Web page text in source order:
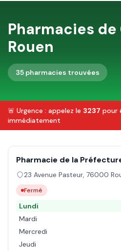
Pharmacies de
Rouen
35 pharmacies trouvées
🚨 Urgence : appelez le 3237 pour
immédiatement
Pharmacie de la
23 Avenue Pasteur, 76000
Fermé
Lundi
Mardi
Mercredi
Jeudi